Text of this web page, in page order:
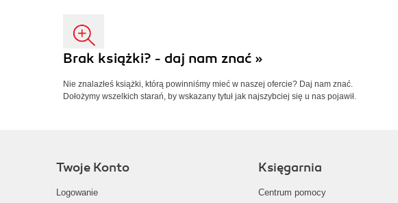
Brak książki? - daj nam znać »
Nie znalazłeś książki, którą powinniśmy mieć w naszej ofercie? Daj nam znać.
Dołożymy wszelkich starań, by wskazany tytuł jak najszybciej się u nas pojawił.
Twoje Konto
Logowanie
Księgarnia
Centrum pomocy